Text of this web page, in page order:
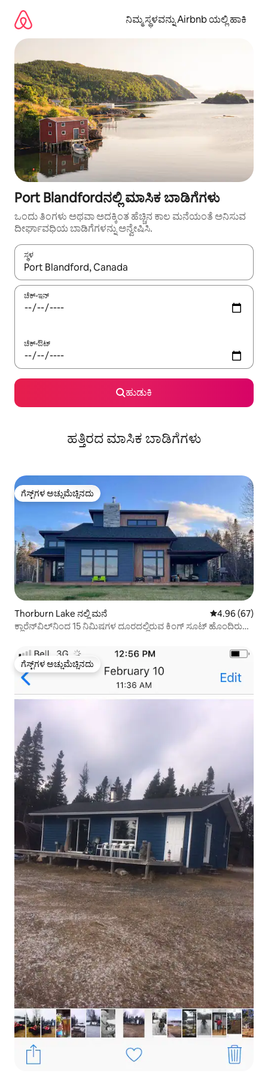
ಹೋಗಿ
ನಿಮ್ಮ ಸ್ಥಳವನ್ನು Airbnb ಯಲ್ಲಿ ಹಾಕಿ
Port Blandfordನಲ್ಲಿ ಮಾಸಿಕ ಬಾಡಿಗೆಗಳು
ಒಂದು ತಿಂಗಳು ಅಥವಾ ಅದಕ್ಕಿಂತ ಹೆಚ್ಚಿನ ಕಾಲ ಮನೆಯಂತೆ ಅನಿಸುವ
ದೀರ್ಘಾವಧಿಯ ಬಾಡಿಗೆಗಳನ್ನು ಅನ್ವೇಷಿಸಿ.
ಸ್ಥಳ
ಫಲಿತಾಂಶಗಳು ಲಭ್ಯವಿರುವಾಗ, ಅಪ್ ಮತ್ತು ಡೌನ್ ಬಾಣದ ಕೀಲಿಗಳೊಂದಿಗೆ
ಚೆಕ್-ಇನ್
ಚೆಕ್-ಔಟ್
ಹುಡುಕಿ
ಹತ್ತಿರದ ಮಾಸಿಕ ಬಾಡಿಗೆಗಳು
ಗೆಸ್ಟ್‌ಗಳ ಅಚ್ಚುಮೆಚ್ಚಿನದು
ಗೆಸ್ಟ್‌ಗಳ ಅಚ್ಚುಮೆಚ್ಚಿನದು
Thorburn Lake ನಲ್ಲಿ ಮನೆ 5 ರಲ್ಲಿ 4.96
4.96 (67)
ಕ್ಲಾರೆನ್‌ವಿಲ್‌ನಿಂದ 15 ನಿಮಿಷಗಳ ದೂರದಲ್ಲಿರುವ ಕಿಂಗ್ ಸೂಟ್ ಹೊಂದಿರುವ
ಗೆಸ್ಟ್‌ಗಳ ಅಚ್ಚುಮೆಚ್ಚಿನದು
ಗೆಸ್ಟ್‌ಗಳ ಅಚ್ಚುಮೆಚ್ಚಿನದು